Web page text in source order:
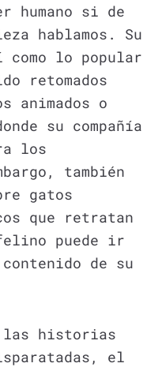
humano si de
hablamos. Su
lo popular
retomados
animados o
su compañía
los
también
gatos
que retratan
puede ir
de su
las historias
el